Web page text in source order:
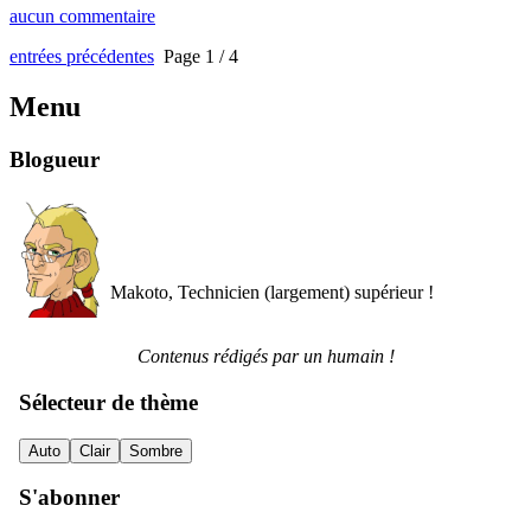
aucun commentaire
entrées précédentes Page 1 / 4
Menu
Blogueur
Makoto, Technicien (largement) supérieur !
Contenus rédigés par un humain !
Sélecteur de thème
Auto Clair Sombre
S'abonner